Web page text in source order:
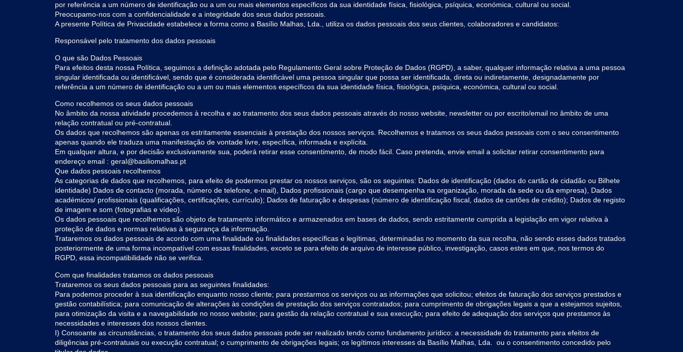
por referência a um número de identificação ou a um ou mais elementos específicos da sua identidade física, fisiológica, psíquica, económica, cultural ou social.
Preocupamo-nos com a confidencialidade e a integridade dos seus dados pessoais.
A presente Política de Privacidade estabelece a forma como a Basílio Malhas, Lda., utiliza os dados pessoais dos seus clientes, colaboradores e candidatos:
Responsável pelo tratamento dos dados pessoais
O que são Dados Pessoais
Para efeitos desta nossa Política, seguimos a definição adotada pelo Regulamento Geral sobre Proteção de Dados (RGPD), a saber, qualquer informação relativa a uma pessoa
singular identificada ou identificável, sendo que é considerada identificável uma pessoa singular que possa ser identificada, direta ou indiretamente, designadamente por
referência a um número de identificação ou a um ou mais elementos específicos da sua identidade física, fisiológica, psíquica, económica, cultural ou social.
Como recolhemos os seus dados pessoais
No âmbito da nossa atividade procedemos à recolha e ao tratamento dos seus dados pessoais através do nosso website, newsletter ou por escrito/email no âmbito de uma
relação contratual ou pré-contratual.
Os dados que recolhemos são apenas os estritamente essenciais à prestação dos nossos serviços. Recolhemos e tratamos os seus dados pessoais com o seu consentimento
apenas quando ele traduza uma manifestação de vontade livre, específica, informada e explícita.
Em qualquer altura, e por decisão exclusivamente sua, poderá retirar esse consentimento, de modo fácil. Caso pretenda, envie email a solicitar retirar consentimento para
endereço email : geral@basiliomalhas.pt
Que dados pessoais recolhemos
As categorias de dados que recolhemos, para efeito de podermos prestar os nossos serviços, são os seguintes: Dados de identificação (dados do cartão de cidadão ou Bilhete
identidade) Dados de contacto (morada, número de telefone, e-mail), Dados profissionais (cargo que desempenha na organização, morada da sede ou da empresa), Dados
académicos/ profissionais (qualificações, certificações, currículo); Dados de faturação e despesas (número de identificação fiscal, dados de cartões de crédito); Dados de registo
de imagem e som (fotografias e vídeo).
Os dados pessoais que recolhemos são objeto de tratamento informático e armazenados em bases de dados, sendo estritamente cumprida a legislação em vigor relativa à
proteção de dados e normas relativas à segurança da informação.
Trataremos os dados pessoais de acordo com uma finalidade ou finalidades específicas e legítimas, determinadas no momento da sua recolha, não sendo esses dados tratados
posteriormente de uma forma incompatível com essas finalidades, exceto se para efeito de arquivo de interesse público, investigação, casos estes em que, nos termos do
RGPD, essa incompatibilidade não se verifica.
Com que finalidades tratamos os dados pessoais
Trataremos os seus dados pessoais para as seguintes finalidades:
Para podemos proceder à sua identificação enquanto nosso cliente; para prestarmos os serviços ou as informações que solicitou; efeitos de faturação dos serviços prestados e
gestão contabilística; para comunicação de alterações às condições de prestação dos serviços contratados; para cumprimento de obrigações legais a que a estejamos sujeitos,
para otimização da visita e a navegabilidade no nosso website; para gestão da relação contratual e sua execução; para efeito de adequação dos serviços que prestamos às
necessidades e interesses dos nossos clientes.
I) Consoante as circunstâncias, o tratamento dos seus dados pessoais pode ser realizado tendo como fundamento jurídico: a necessidade do tratamento para efeitos de
diligências pré-contratuais ou execução contratual; o cumprimento de obrigações legais; os legítimos interesses da Basílio Malhas, Lda.
ou o consentimento concedido pelo